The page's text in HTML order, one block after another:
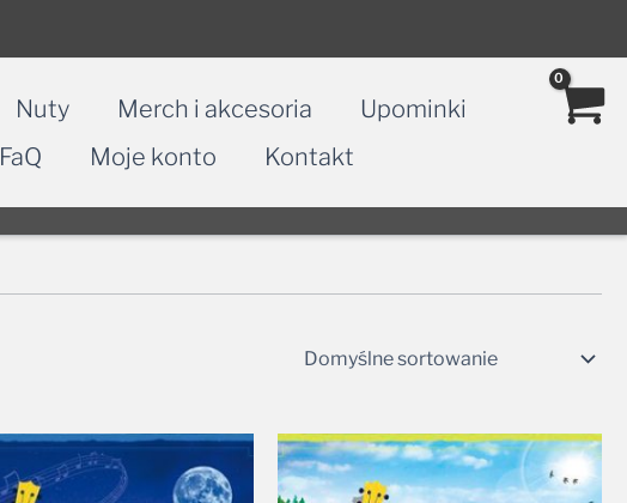
Nuty Merch i akcesoria
Upominki
FaQ Moje konto Kontakt